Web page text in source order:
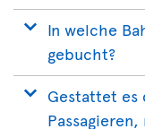
In welche
gebucht?
Gestattet es